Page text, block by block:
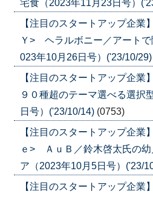
宅食（2023年11月23日号）
【注目のスタートアップ企
Ｙ> ヘラルボニー／アートで
023年10月26日号）('23/10/29)
【注目のスタートアップ企
９０種超のテーマ選べる選択
日号）('23/10/14) (0753)
【注目のスタートアップ企
ｅ> ＡｕＢ／鈴木啓太氏の幼
ア（2023年10月5日号）('23/
【注目のスタートアップ企